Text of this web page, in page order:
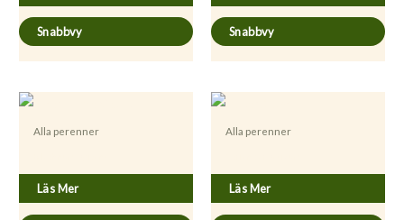
Snabbvy Snabbvy
Alla perenner
Läs Mer
Alla perenner
Läs Mer